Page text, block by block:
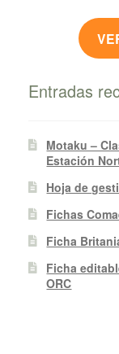
Entradas
Motaku –
Estación
Hoja de
Fichas
Ficha
Ficha
ORC